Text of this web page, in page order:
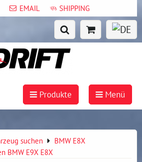
EMAIL SHIPPING
Produkte Menü
suchen
BMW E8X
BMW E9X E8X